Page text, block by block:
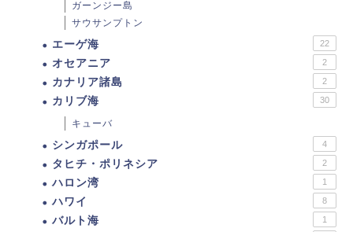
ガーンジー島
サウサンプトン
エーゲ海 22
オセアニア 2
カナリア諸島 2
カリブ海 30
キューバ
シンガポール 4
タヒチ・ポリネシア 2
ハロン湾 1
ハワイ 8
バルト海 1